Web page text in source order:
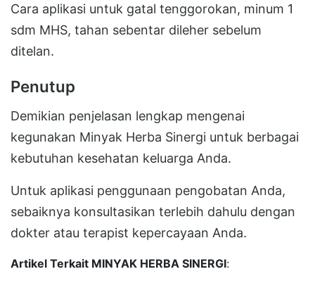
Cara aplikasi untuk gatal tenggorokan, minum 1
sdm MHS, tahan sebentar dileher sebelum
ditelan.
Penutup
Demikian penjelasan lengkap mengenai
kegunakan Minyak Herba Sinergi untuk berbagai
kebutuhan kesehatan keluarga Anda.
Untuk aplikasi penggunaan pengobatan Anda,
sebaiknya konsultasikan terlebih dahulu dengan
dokter atau terapist kepercayaan Anda.
Artikel Terkait MINYAK HERBA SINERGI: